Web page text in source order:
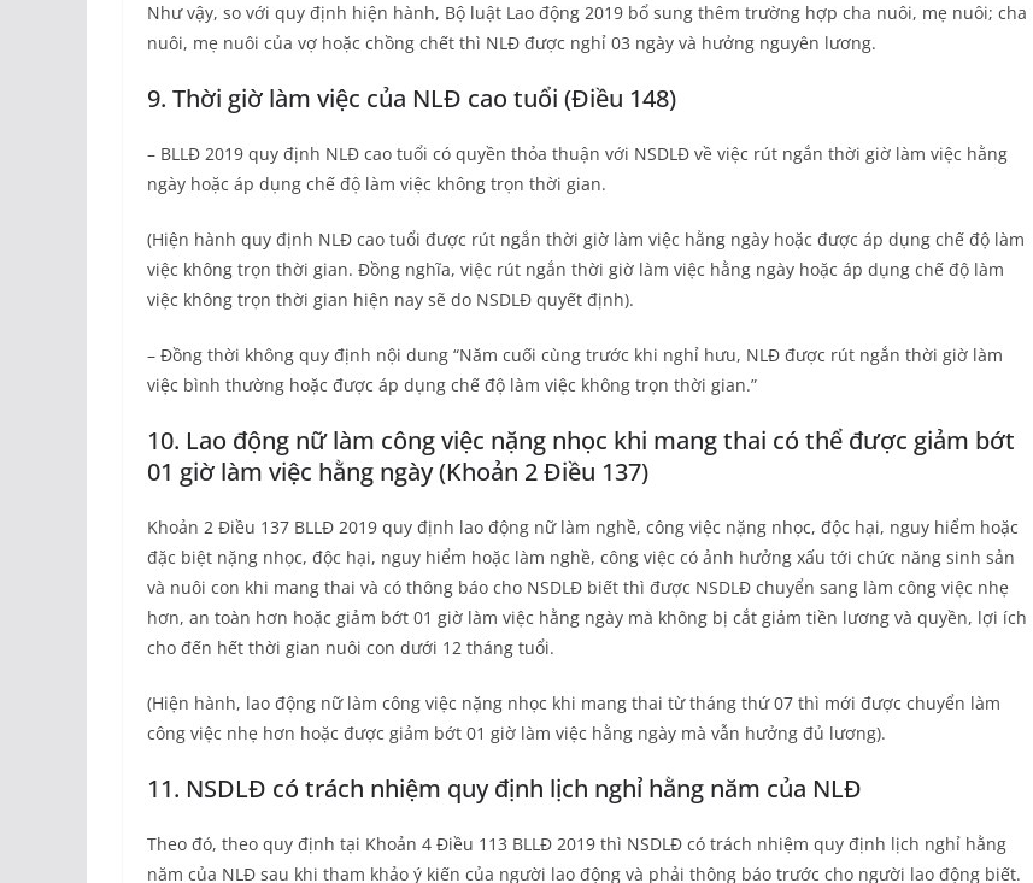
Như vậy, so với quy định hiện hành, Bộ luật Lao động 2019 bổ sung thêm trường hợp cha nuôi, mẹ nuôi; cha
nuôi, mẹ nuôi của vợ hoặc chồng chết thì NLĐ được nghỉ 03 ngày và hưởng nguyên lương.
9. Thời giờ làm việc của NLĐ cao tuổi (Điều 148)
– BLLĐ 2019 quy định NLĐ cao tuổi có quyền thỏa thuận với NSDLĐ về việc rút ngắn thời giờ làm việc hằng
ngày hoặc áp dụng chế độ làm việc không trọn thời gian.
(Hiện hành quy định NLĐ cao tuổi được rút ngắn thời giờ làm việc hằng ngày hoặc được áp dụng chế độ làm
việc không trọn thời gian. Đồng nghĩa, việc rút ngắn thời giờ làm việc hằng ngày hoặc áp dụng chế độ làm
việc không trọn thời gian hiện nay sẽ do NSDLĐ quyết định).
– Đồng thời không quy định nội dung “Năm cuối cùng trước khi nghỉ hưu, NLĐ được rút ngắn thời giờ làm
việc bình thường hoặc được áp dụng chế độ làm việc không trọn thời gian.”
10. Lao động nữ làm công việc nặng nhọc khi mang thai có thể được giảm bớt
01 giờ làm việc hằng ngày (Khoản 2 Điều 137)
Khoản 2 Điều 137 BLLĐ 2019 quy định lao động nữ làm nghề, công việc nặng nhọc, độc hại, nguy hiểm hoặc
đặc biệt nặng nhọc, độc hại, nguy hiểm hoặc làm nghề, công việc có ảnh hưởng xấu tới chức năng sinh sản
và nuôi con khi mang thai và có thông báo cho NSDLĐ biết thì được NSDLĐ chuyển sang làm công việc nhẹ
hơn, an toàn hơn hoặc giảm bớt 01 giờ làm việc hằng ngày mà không bị cắt giảm tiền lương và quyền, lợi ích
cho đến hết thời gian nuôi con dưới 12 tháng tuổi.
(Hiện hành, lao động nữ làm công việc nặng nhọc khi mang thai từ tháng thứ 07 thì mới được chuyển làm
công việc nhẹ hơn hoặc được giảm bớt 01 giờ làm việc hằng ngày mà vẫn hưởng đủ lương).
11. NSDLĐ có trách nhiệm quy định lịch nghỉ hằng năm của NLĐ
Theo đó, theo quy định tại Khoản 4 Điều 113 BLLĐ 2019 thì NSDLĐ có trách nhiệm quy định lịch nghỉ hằng
năm của NLĐ sau khi tham khảo ý kiến của người lao động và phải thông báo trước cho người lao động biết.